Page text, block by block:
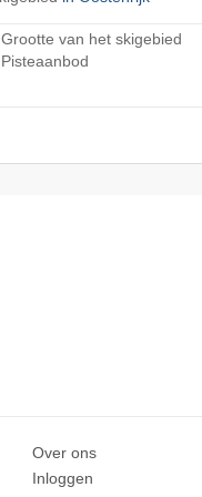
Grootte van het skigebied
Pisteaanbod
Over ons
Inloggen